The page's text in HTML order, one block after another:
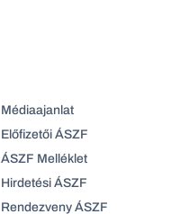
Médiaajanlat
Előfizetői ÁSZF
ÁSZF Melléklet
Hirdetési ÁSZF
Rendezveny ÁSZF